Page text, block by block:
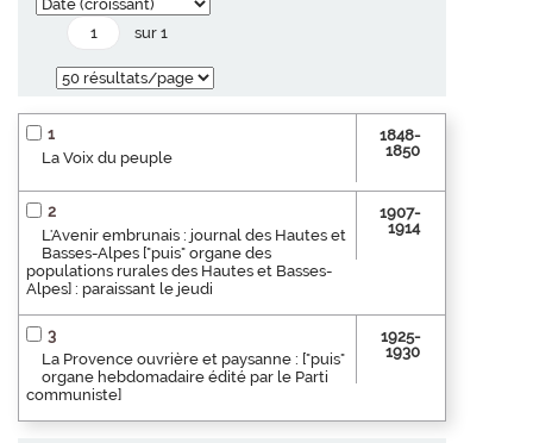
sur 1
1
La Voix du peuple
1848-
1850
2
L'Avenir embrunais : journal des Hautes et
Basses-Alpes ["puis" organe des
populations rurales des Hautes et Basses-
Alpes] : paraissant le jeudi
1907-
1914
3
La Provence ouvrière et paysanne : ["puis"
organe hebdomadaire édité par le Parti
communiste]
1925-
1930